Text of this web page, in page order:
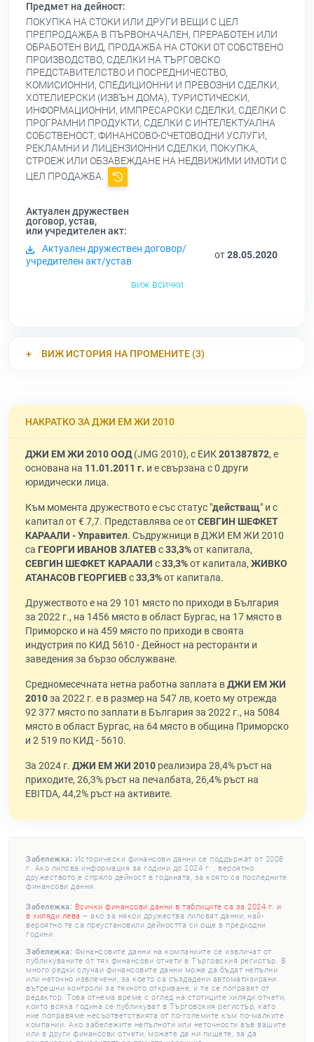
Предмет на дейност:
ПОКУПКА НА СТОКИ ИЛИ ДРУГИ ВЕЩИ С ЦЕЛ
ПРЕПРОДАЖБА В ПЪРВОНАЧАЛЕН, ПРЕРАБОТЕН ИЛИ
ОБРАБОТЕН ВИД, ПРОДАЖБА НА СТОКИ ОТ СОБСТВЕНО
ПРОИЗВОДСТВО, СДЕЛКИ НА ТЪРГОВСКО
ПРЕДСТАВИТЕЛСТВО И ПОСРЕДНИЧЕСТВО,
КОМИСИОННИ, СПЕДИЦИОННИ И ПРЕВОЗНИ СДЕЛКИ,
ХОТЕЛИЕРСКИ (ИЗВЪН ДОМА), ТУРИСТИЧЕСКИ,
ИНФОРМАЦИОННИ, ИМПРЕСАРСКИ СДЕЛКИ, СДЕЛКИ С
ПРОГРАМНИ ПРОДУКТИ, СДЕЛКИ С ИНТЕЛЕКТУАЛНА
СОБСТВЕНОСТ, ФИНАНСОВО-СЧЕТОВОДНИ УСЛУГИ,
РЕКЛАМНИ И ЛИЦЕНЗИОННИ СДЕЛКИ, ПОКУПКА,
СТРОЕЖ ИЛИ ОБЗАВЕЖДАНЕ НА НЕДВИЖИМИ ИМОТИ С
ЦЕЛ ПРОДАЖБА.
Актуален дружествен
договор, устав,
или учредителен акт:
Актуален дружествен договор/
учредителен акт/устав
от28.05.2020
виж всички
ВИЖ ИСТОРИЯ НА ПРОМЕНИТЕ (3)
НАКРАТКО ЗА ДЖИ ЕМ ЖИ 2010
ДЖИ ЕМ ЖИ 2010 ООД(JMG 2010), с ЕИК201387872, е
основана на 11.01.2011 г. и е свързана с 0 други
юридически лица.
Към момента дружеството е със статус "действащ" и с
капитал от € 7,7. Представлява се отСЕВГИН ШЕФКЕТ
КАРААЛИ - Управител. Съдружници в ДЖИ ЕМ ЖИ 2010
са ГЕОРГИ ИВАНОВ ЗЛАТЕВс33,3%от капитала,
СЕВГИН ШЕФКЕТ КАРААЛИ с33,3%от капитала, ЖИВКО
АТАНАСОВ ГЕОРГИЕВс33,3%от капитала.
Дружеството е на 29 101 място по приходи в България
за 2022 г., на 1456 място в област Бургас, на 17 място в
Приморско и на 459 място по приходи в своята
индустрия по КИД 5610 - Дейност на ресторанти и
заведения за бързо обслужване.
Средномесечната нетна работна заплата вДЖИ ЕМ ЖИ
2010за 2022 г. е в размер на 547 лв, което му отрежда
92 377 място по заплати в България за 2022 г., на 5084
място в област Бургас, на 64 място в община Приморско
и 2 519 по КИД - 5610.
За 2024 г. ДЖИ ЕМ ЖИ 2010 реализира 28,4% ръст на
приходите, 26,3% ръст на печалбата, 26,4% ръст на
EBITDA, 44,2% ръст на активите.
Забележка: Исторически финансови данни се поддържат от 2008
г. Ако липсва информация за години до 2024 г. , вероятно
дружеството е спряло дейност в годината, за която са последните
финансови данни.
Забележка: Всички финансови данни в таблиците са за 2024 г. и
в хиляди лева – ако за някои дружества липсват данни, най-
вероятно те са преустановили дейността си още в предходни
години.
Забележка: Финансовите данни на компаниите се извличат от
публикуваните от тях финансови отчети в Търговския регистър. В
много редки случаи финансовите данни може да бъдат непълни
или неточно извлечени, за което са създадени автоматизирани
вътрешни контроли за тяхното откриване, и те се поправят от
редактор. Това отнема време с оглед на стотиците хиляди отчети,
които всяка година се публикуват в Търговския регистър, като
ние поправяме несъответствията от по-големите към по-малките
компании. Ако забележите непълноти или неточности във вашите
или в други финансови отчети, можете да ни пишете, за да